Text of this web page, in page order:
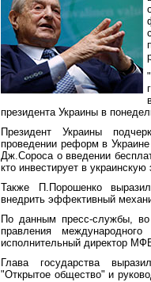
президента Украины в
Президент Украины
проведении реформ в
Дж.Сороса о введении
кто инвестирует в
Также П.Порошенко
внедрить эффективный
По данным пресс-службы, во
правления
исполнительный директор
Глава государства
"Открытое общество" и